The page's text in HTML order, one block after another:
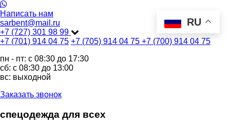
Написать нам
sarbent@mail.ru
+7 (727) 301 98 99
+7 (701) 914 04 75 +7 (705) 914 04 75 +7 (700) 914 04 75
пн - пт: c 08:30 до 17:30
сб: c 08:30 до 13:00
вс: выходной
Заказать звонок
спецодежда для всех
RU